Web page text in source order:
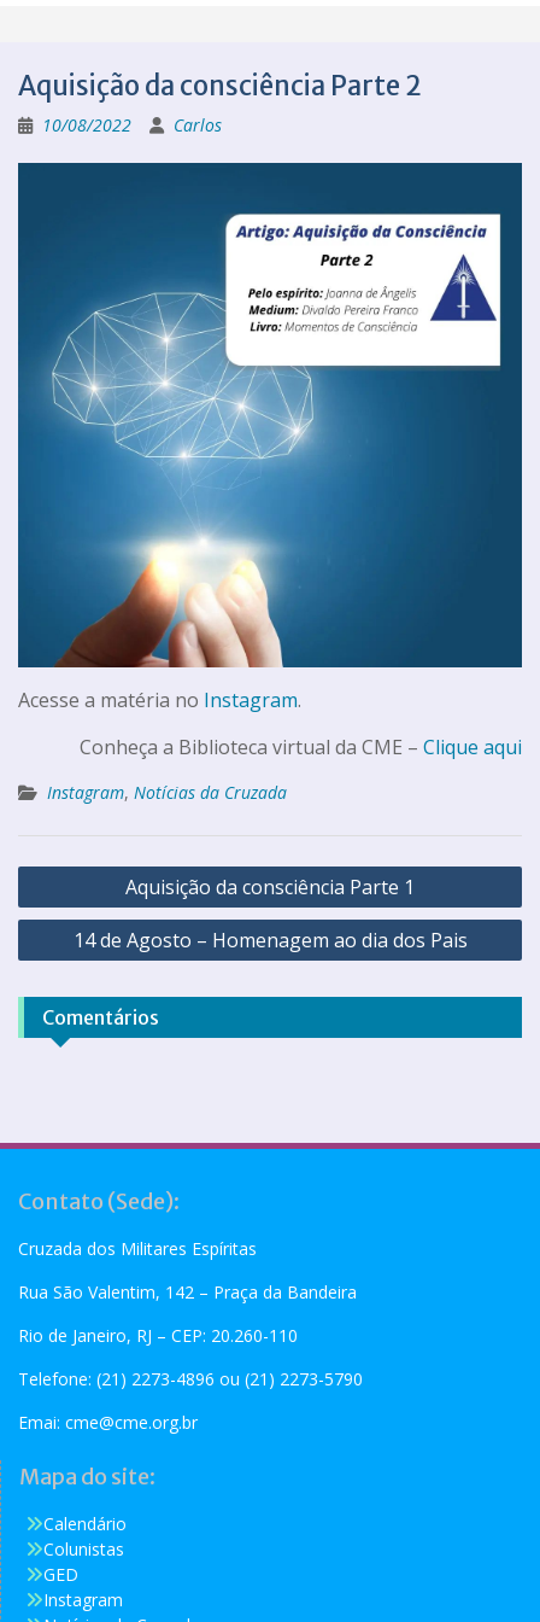
Aquisição da consciência Parte 2
10/08/2022 Carlos
Acesse a matéria no Instagram.
Conheça a Biblioteca virtual da CME – Clique aqui
Instagram, Notícias da Cruzada
Aquisição da consciência Parte 1
14 de Agosto – Homenagem ao dia dos Pais
Comentários
Contato (Sede):
Cruzada dos Militares Espíritas
Rua São Valentim, 142 – Praça da Bandeira
Rio de Janeiro, RJ – CEP: 20.260-110
Telefone: (21) 2273-4896 ou (21) 2273-5790
Emai: cme@cme.org.br
Mapa do site:
Calendário
Colunistas
GED
Instagram